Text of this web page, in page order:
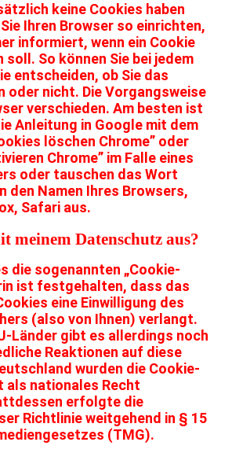
keine Cookies haben
Ihren Browser so einrichten,
informiert, wenn ein Cookie
So können Sie bei jedem
entscheiden, ob Sie das
oder nicht. Die Vorgangsweise
verschieden. Am besten ist
Anleitung in Google mit dem
löschen Chrome” oder
Chrome” im Falle eines
oder tauschen das Wort
den Namen Ihres Browsers,
Safari aus.
meinem Datenschutz aus?
die sogenannten „Cookie-
ist festgehalten, dass das
eine Einwilligung des
(also von Ihnen) verlangt.
Länder gibt es allerdings noch
Reaktionen auf diese
wurden die Cookie-
als nationales Recht
erfolgte die
Richtlinie weitgehend in § 15
(TMG).